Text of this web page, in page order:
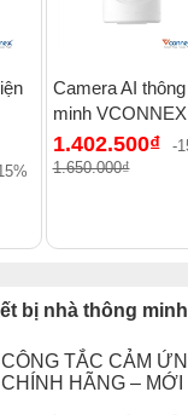
Camera AI thông
minh VCONNEX
1.402.500₫
-
1.650.000₫
bị nhà thông
CÔNG TẮC CẢM
CHÍNH HÃNG –